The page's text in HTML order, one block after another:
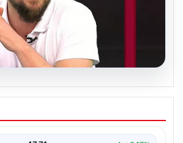
soruşturmaya dönüştü!
Terzi için harekete geçildi